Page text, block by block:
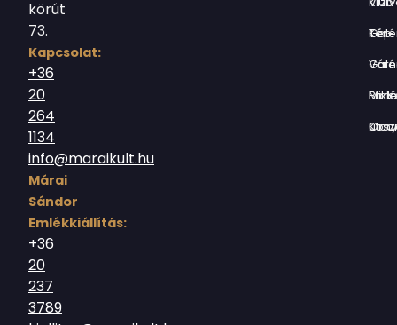
körút
73.
Kapcsolat:
+36
20
264
1134
info@maraikult.hu
Márai
Sándor
Emlékkiállítás:
+36
20
237
3789
Tér-Kép
Várnegyed
Borsos
Országház